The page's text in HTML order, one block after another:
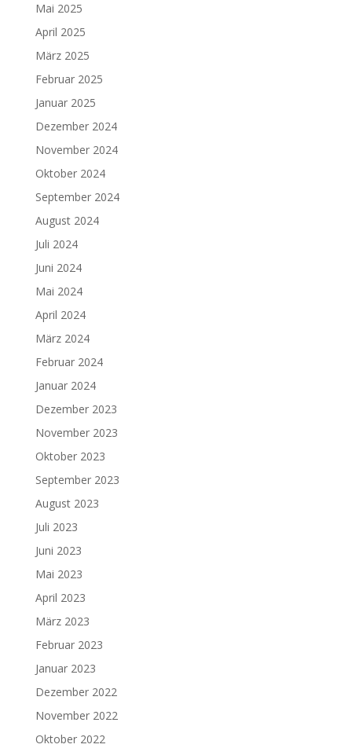
Mai 2025
April 2025
März 2025
Februar 2025
Januar 2025
Dezember 2024
November 2024
Oktober 2024
September 2024
August 2024
Juli 2024
Juni 2024
Mai 2024
April 2024
März 2024
Februar 2024
Januar 2024
Dezember 2023
November 2023
Oktober 2023
September 2023
August 2023
Juli 2023
Juni 2023
Mai 2023
April 2023
März 2023
Februar 2023
Januar 2023
Dezember 2022
November 2022
Oktober 2022